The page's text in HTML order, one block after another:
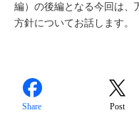
編）の後編となる今回は、
方針についてお話します。
Share Post